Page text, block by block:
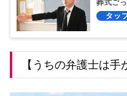
葬式ご
モヤる
【うちの弁護士は